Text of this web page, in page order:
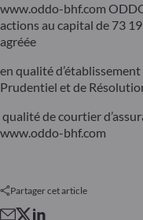
www.oddo-bhf.com
actions au capital de 73
agréée
en qualité
Prudentiel et de
qualité de courtier
www.oddo-bhf.com
Partager cet article